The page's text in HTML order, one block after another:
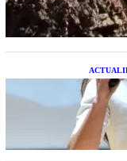
La